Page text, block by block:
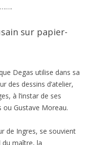
sur papier-
Degas utilise dans sa
des dessins d’atelier,
à l’instar de ses
ou Gustave Moreau.
de Ingres, se souvient
du maître, la